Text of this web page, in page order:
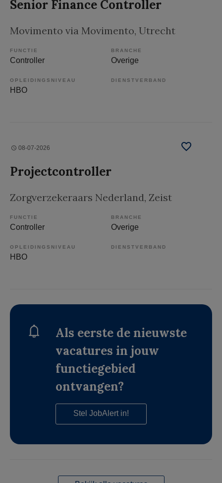
Senior Finance Controller
Movimento via Movimento, Utrecht
FUNCTIE
Controller
BRANCHE
Overige
OPLEIDINGSNIVEAU
HBO
DIENSTVERBAND
08-07-2026
Projectcontroller
Zorgverzekeraars Nederland, Zeist
FUNCTIE
Controller
BRANCHE
Overige
OPLEIDINGSNIVEAU
HBO
DIENSTVERBAND
Als eerste de nieuwste
vacatures in jouw
functiegebied
ontvangen?
Stel JobAlert in!